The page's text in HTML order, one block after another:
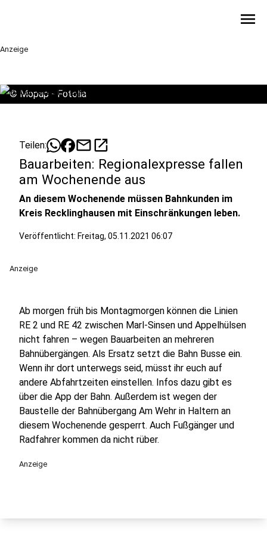
menu
Anzeige
© Mopap - Fotolia
Teilen: mailopen_in_new
Bauarbeiten: Regionalexpresse fallen
am Wochenende aus
An diesem Wochenende müssen Bahnkunden im
Kreis Recklinghausen mit Einschränkungen leben.
Veröffentlicht: Freitag, 05.11.2021 06:07
Anzeige
Ab morgen früh bis Montagmorgen können die Linien
RE 2 und RE 42 zwischen Marl-Sinsen und Appelhülsen
nicht fahren – wegen Bauarbeiten an mehreren
Bahnübergängen. Als Ersatz setzt die Bahn Busse ein.
Wenn ihr dort unterwegs seid, müsst ihr euch auf
andere Abfahrtzeiten einstellen. Infos dazu gibt es
über die App der Bahn. Außerdem ist wegen der
Baustelle der Bahnübergang Am Wehr in Haltern an
diesem Wochenende gesperrt. Auch Fußgänger und
Radfahrer kommen da nicht rüber.
Anzeige